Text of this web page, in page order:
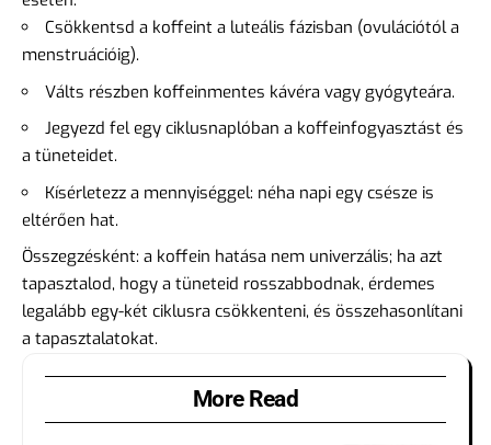
Csökkentsd a koffeint a luteális fázisban (ovulációtól a
menstruációig).
Válts részben koffeinmentes kávéra vagy gyógyteára.
Jegyezd fel egy ciklusnaplóban a koffeinfogyasztást és
a tüneteidet.
Kísérletezz a mennyiséggel: néha napi egy csésze is
eltérően hat.
Összegzésként: a koffein hatása nem univerzális; ha azt
tapasztalod, hogy a tüneteid rosszabbodnak, érdemes
legalább egy-két ciklusra csökkenteni, és összehasonlítani
a tapasztalatokat.
More Read